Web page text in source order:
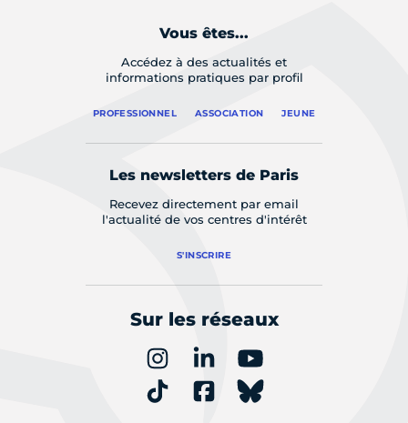
Vous êtes...
Accédez à des actualités et
informations pratiques par profil
PROFESSIONNEL ASSOCIATION JEUNE
Les newsletters de Paris
Recevez directement par email
l'actualité de vos centres d'intérêt
S'INSCRIRE
Sur les réseaux